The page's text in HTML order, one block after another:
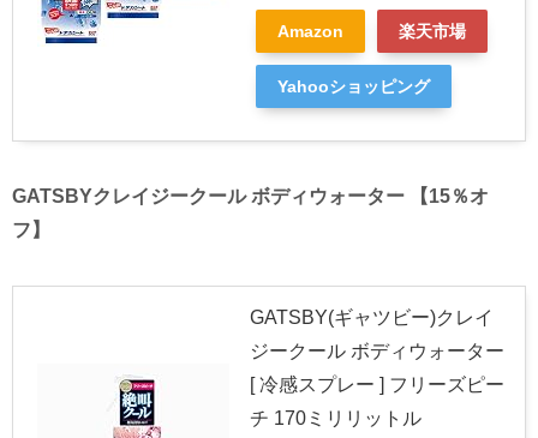
Amazon 楽天市場
Yahooショッピング
GATSBYクレイジークール ボディウォーター 【15％オ
フ】
GATSBY(ギャツビー)クレイ
ジークール ボディウォーター
[ 冷感スプレー ] フリーズピー
チ 170ミリリットル